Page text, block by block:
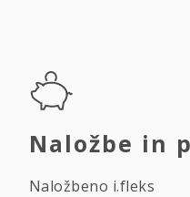
Naložbe in
Naložbeno i.fleks